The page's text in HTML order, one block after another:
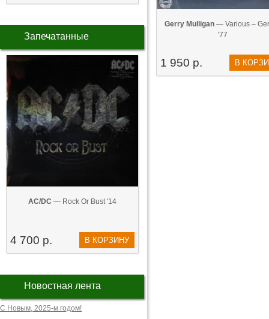
Запечатанные
AC/DC — Rock Or Bust '14
4 700 р. В КОРЗИНУ
Новостная лента
С Новым, 2025-м годом!
Gerry Mulligan — Various ‎–
'77
1 950 р. В